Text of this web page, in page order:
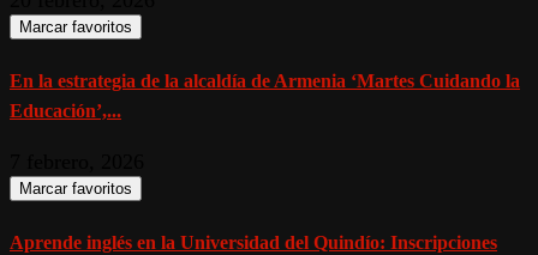
Marcar favoritos
En la estrategia de la alcaldía de Armenia ‘Martes Cuidando la
Educación’,...
Marcar favoritos
Aprende inglés en la Universidad del Quindío: Inscripciones